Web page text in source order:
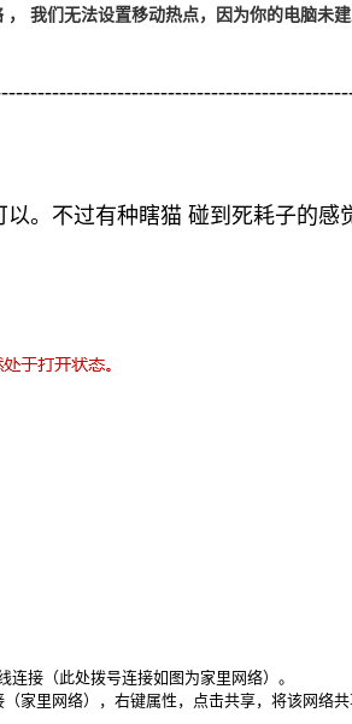
我们无法设置移动热点，因为你的电脑未
。不过有种瞎猫 碰到死耗子的感
接（此处拨号连接如图为家里网络）。
里网络），右键属性，点击共享，将该网络共